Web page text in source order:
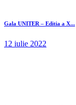
Gala UNITER – Editia a X...
12 iulie 2022